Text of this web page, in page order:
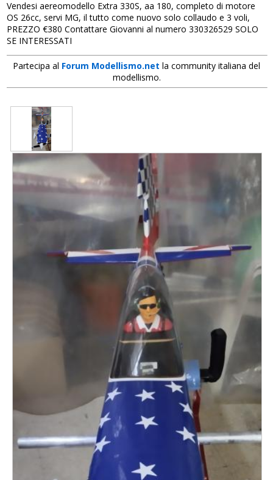
Vendesi aereomodello Extra 330S, aa 180, completo di motore
OS 26cc, servi MG, il tutto come nuovo solo collaudo e 3 voli,
PREZZO €380 Contattare Giovanni al numero 330326529 SOLO
SE INTERESSATI
Partecipa al Forum Modellismo.net la community italiana del
modellismo.